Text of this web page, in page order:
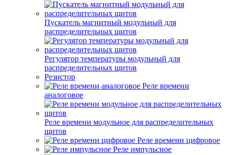
Пускатель магнитный модульный для
распределительных щитов
Регулятор температуры модульный для
распределительных щитов
Резистор
Реле времени
аналоговое
Реле времени модульное для распределительных
щитов
Реле времени цифровое
Реле импульсное